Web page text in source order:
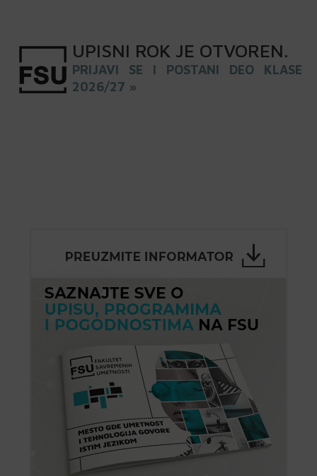
UPISNI ROK JE OTVOREN.
PRIJAVI SE I POSTANI DEO KLASE
2026/27 »